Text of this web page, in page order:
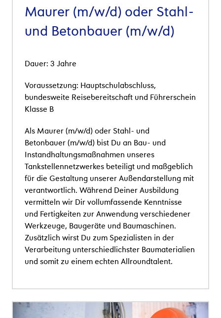
Maurer (m/w/d) oder Stahl-
und Betonbauer (m/w/d)
Dauer: 3 Jahre
Voraussetzung: Hauptschulabschluss,
bundesweite Reisebereitschaft und Führerschein
Klasse B
Als Maurer (m/w/d) oder Stahl- und
Betonbauer (m/w/d) bist Du an Bau- und
Instandhaltungsmaßnahmen unseres
Tankstellennetzwerkes beteiligt und maßgeblich
für die Gestaltung unserer Außendarstellung mit
verantwortlich. Während Deiner Ausbildung
vermitteln wir Dir vollumfassende Kenntnisse
und Fertigkeiten zur Anwendung verschiedener
Werkzeuge, Baugeräte und Baumaschinen.
Zusätzlich wirst Du zum Spezialisten in der
Verarbeitung unterschiedlichster Baumaterialien
und somit zu einem echten Allroundtalent.